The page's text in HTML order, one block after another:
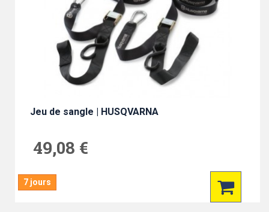
Jeu de sangle | HUSQVARNA
49,08 €
7 jours